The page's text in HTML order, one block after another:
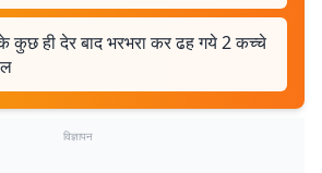
कुछ ही देर बाद भरभरा कर ढह गये 2 कच्चे
विज्ञापन